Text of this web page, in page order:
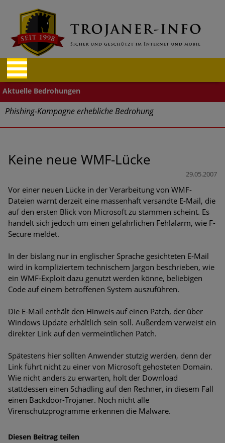
Phishing-Kampagne erhebliche Bedrohung
Identitätsdiebstahl
unübersichtlichere Cyber-Bedrohungslage – was CISOs jetzt
für mehr Cyber-Resilienz tun können
Digitale Assets aller Arten im Fokus der aktuellen Cyber-
Bedrohungen
Ungebremster Aufstieg: Mega-Ransomware. Deutsche
Unternehmen dürfen Bedrohungspotential nicht
unterschätzen
Experten vor Tsunami bei Web-DDoS-Angriffen warnen
Phishing-Trend: Führungskräfte im Visier. Was hilft gegen
Aktuelle Phishing-Kampagnen mit großen Markennamen –
Amazon hat nun reagiert
Fake-Unternehmensprofile auf LinkedIn: Unternehmen und
Nutzer im Visier der Datendiebe
Cyber Experience Center in Augsburg
Keine neue WMF-Lücke
29.05.2007
Vor einer neuen Lücke in der Verarbeitung von WMF-
Dateien warnt derzeit eine massenhaft versandte E-Mail, die
auf den ersten Blick von Microsoft zu stammen scheint. Es
handelt sich jedoch um einen gefährlichen Fehlalarm, wie F-
Secure meldet.
In der bislang nur in englischer Sprache gesichteten E-Mail
wird in kompliziertem technischem Jargon beschrieben, wie
ein WMF-Exploit dazu genutzt werden könne, beliebigen
Code auf einem betroffenen System auszuführen.
Die E-Mail enthält den Hinweis auf einen Patch, der über
Windows Update erhältlich sein soll. Außerdem verweist ein
direkter Link auf den vermeintlichen Patch.
Spätestens hier sollten Anwender stutzig werden, denn der
Link führt nicht zu einer von Microsoft gehosteten Domain.
Wie nicht anders zu erwarten, holt der Download
stattdessen einen Schädling auf den Rechner, in diesem Fall
einen Backdoor-Trojaner. Noch nicht alle
Virenschutzprogramme erkennen die Malware.
Diesen Beitrag teilen